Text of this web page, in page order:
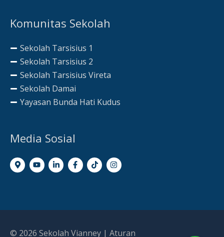
Komunitas Sekolah
Sekolah Tarsisius 1
Sekolah Tarsisius 2
Sekolah Tarsisius Vireta
Sekolah Damai
Yayasan Bunda Hati Kudus
Media Sosial
© 2026 Sekolah Vianney | Aturan